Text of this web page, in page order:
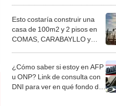
Esto costaría construir una
casa de 100m2 y 2 pisos en
COMAS, CARABAYLLO y
¿Cómo saber si estoy en AFP
u ONP? Link de consulta con
DNI para ver en qué fondo de